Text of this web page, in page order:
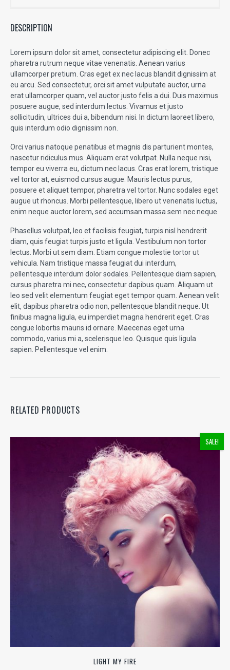
DESCRIPTION
Lorem ipsum dolor sit amet, consectetur adipiscing elit. Donec
pharetra rutrum neque vitae venenatis. Aenean varius
ullamcorper pretium. Cras eget ex nec lacus blandit dignissim at
eu arcu. Sed consectetur, orci sit amet vulputate auctor, urna
erat ullamcorper quam, vel auctor justo felis a dui. Duis maximus
posuere augue, sed interdum lectus. Vivamus et justo
sollicitudin, ultrices dui a, bibendum nisi. In dictum laoreet libero,
quis interdum odio dignissim non.
Orci varius natoque penatibus et magnis dis parturient montes,
nascetur ridiculus mus. Aliquam erat volutpat. Nulla neque nisi,
tempor eu viverra eu, dictum nec lacus. Cras erat lorem, tristique
vel tortor at, euismod cursus augue. Mauris lectus purus,
posuere et aliquet tempor, pharetra vel tortor. Nunc sodales eget
augue ut rhoncus. Morbi pellentesque, libero ut venenatis luctus,
enim neque auctor lorem, sed accumsan massa sem nec neque.
Phasellus volutpat, leo et facilisis feugiat, turpis nisl hendrerit
diam, quis feugiat turpis justo et ligula. Vestibulum non tortor
lectus. Morbi ut sem diam. Etiam congue molestie tortor ut
vehicula. Nam tristique massa feugiat dui interdum,
pellentesque interdum dolor sodales. Pellentesque diam sapien,
cursus pharetra mi nec, consectetur dapibus quam. Aliquam ut
leo sed velit elementum feugiat eget tempor quam. Aenean velit
elit, dapibus pharetra odio non, pellentesque blandit neque. Ut
finibus magna ligula, eu imperdiet magna hendrerit eget. Cras
congue lobortis mauris id ornare. Maecenas eget urna
commodo, varius mi a, scelerisque leo. Quisque quis ligula
sapien. Pellentesque vel enim.
RELATED PRODUCTS
SALE!
LIGHT MY FIRE